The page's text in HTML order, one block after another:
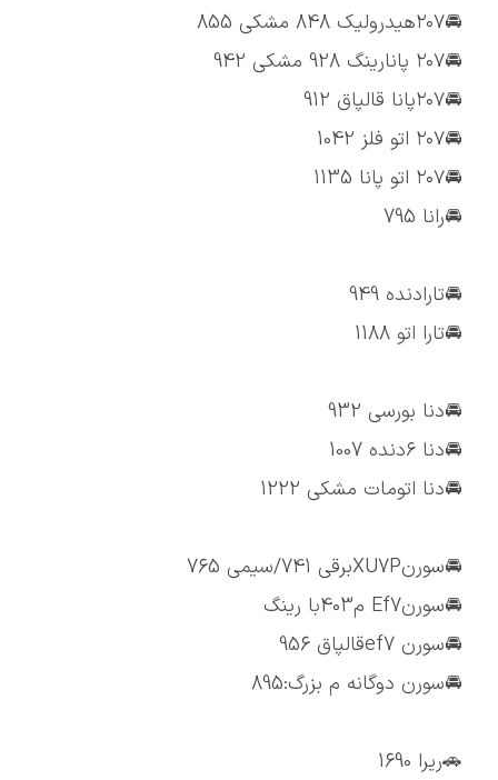
🚘۲۰۷هیدرولیک 848 مشکی 855
🚘۲۰۷ پانارینگ 928 مشکی 942
🚘۲۰۷پانا قالپاق 912
🚘۲۰۷ اتو فلز 1042
🚘۲۰۷ اتو پانا 1135
🚘رانا 795
🚘تارادنده 949
🚘تارا اتو 1188
🚘دنا بورسی 932
🚘دنا ۶دنده 1007
🚘دنا اتومات مشکی 1222
🚘سورنXU7Pبرقی 741/سیمی 765
🚘سورنEf7 م403با رینگ
🚘سورن ef7قالپاق 956
🚘سورن دوگانه م بزرگ:895
🚗ریرا 1690